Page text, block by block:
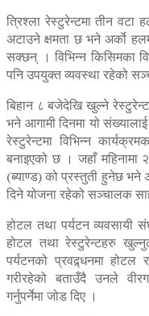
त्रिश्ला रेस्टुरेन्टमा तीन
अटाउने क्षमता छ भने अर्काे
सक्छन् । विभिन्न किसिमका
पनि उपयुक्त व्यवस्था रहेको
बिहान ८ बजेदेखि खुल्ने
भने आगामी दिनमा यो
रेस्टुरेन्टमा विभिन्न
बनाइएको छ । जहाँ महिनामा
(ब्याण्ड) को प्रस्तुती हुनेछ भने
दिने योजना रहेको सञ्चालक
होटल तथा पर्यटन व्यवसायी
होटल तथा रेस्टुरेन्टहरु
पर्यटनको प्रवद्र्धनमा होटल
गरीरहेको बताउँदै उनले
गर्नुपर्नेमा जोड दिए ।